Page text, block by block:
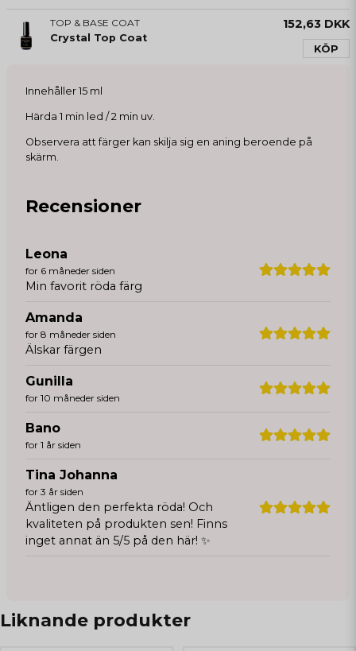
TOP & BASE COAT
Crystal Top Coat
152,63 DKK
KÖP
Innehåller 15 ml
Härda 1 min led / 2 min uv.
Observera att färger kan skilja sig en aning beroende på
skärm.
Recensioner
Leona
for 6 måneder siden
Min favorit röda färg
Amanda
for 8 måneder siden
Älskar färgen
Gunilla
for 10 måneder siden
Bano
for 1 år siden
Tina Johanna
for 3 år siden
Äntligen den perfekta röda! Och
kvaliteten på produkten sen! Finns
inget annat än 5/5 på den här! ✨
Liknande produkter